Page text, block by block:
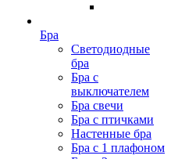
Бра
Светодиодные
бра
Бра с
выключателем
Бра свечи
Бра с птичками
Настенные бра
Бра с 1 плафоном